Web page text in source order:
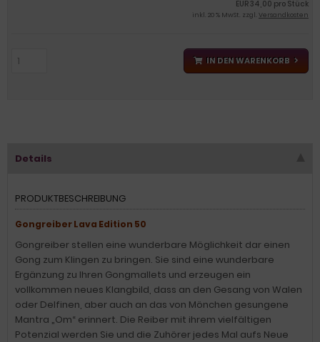
EUR 34,00 pro Stück
inkl. 20 % MwSt. zzgl. Versandkosten
IN DEN WARENKORB
Details
PRODUKTBESCHREIBUNG
Gongreiber Lava Edition 50
Gongreiber stellen eine wunderbare Möglichkeit dar einen
Gong zum Klingen zu bringen. Sie sind eine wunderbare
Ergänzung zu Ihren Gongmallets und erzeugen ein
vollkommen neues Klangbild, dass an den Gesang von Walen
oder Delfinen, aber auch an das von Mönchen gesungene
Mantra „Om“ erinnert. Die Reiber mit ihrem vielfältigen
Potenzial werden Sie und die Zuhörer jedes Mal aufs Neue